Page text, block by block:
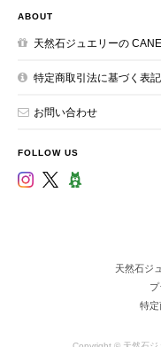
ABOUT
天然石ジュエリーの
特定商取引法に基づく表記
お問い合わせ
FOLLOW US
天然石ジ
特定